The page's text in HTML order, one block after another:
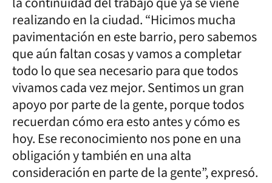
realizando en la ciudad. “Hicimos mucha
pavimentación en este barrio, pero sabemos
que aún faltan cosas y vamos a completar
todo lo que sea necesario para que todos
vivamos cada vez mejor. Sentimos un gran
apoyo por parte de la gente, porque todos
recuerdan cómo era esto antes y cómo es
hoy. Ese reconocimiento nos pone en una
obligación y también en una alta
consideración en parte de la gente”, expresó.